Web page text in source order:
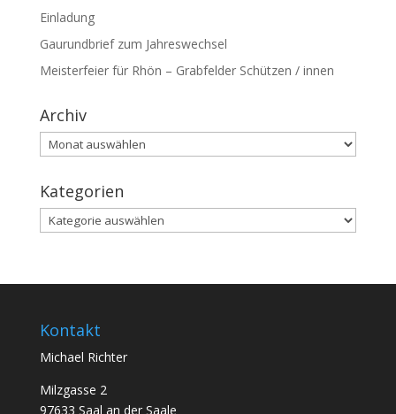
Einladung
Gaurundbrief zum Jahreswechsel
Meisterfeier für Rhön – Grabfelder Schützen / innen
Archiv
Archiv
Kategorien
Kategorien
Kontakt
Michael Richter
Milzgasse 2
97633 Saal an der Saale